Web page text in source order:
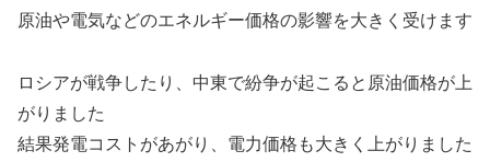
原油や電気などのエネルギー価格の影響を大きく受けます
ロシアが戦争したり、中東で紛争が起こると原油価格が上
がりました
結果発電コストがあがり、電力価格も大きく上がりました